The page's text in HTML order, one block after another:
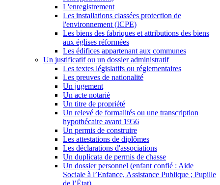
L'enregistrement
Les installations classées protection de
l'environnement (ICPE)
Les biens des fabriques et attributions des biens
aux églises réformées
Les édifices appartenant aux communes
Un justificatif ou un dossier administratif
Les textes législatifs ou réglementaires
Les preuves de nationalité
Un jugement
Un acte notarié
Un titre de propriété
Un relevé de formalités ou une transcription
hypothécaire avant 1956
Un permis de construire
Les attestations de diplômes
Les déclarations d'associations
Un duplicata de permis de chasse
Un dossier personnel (enfant confié : Aide
Sociale à l’Enfance, Assistance Publique ; Pupille
de l’État)